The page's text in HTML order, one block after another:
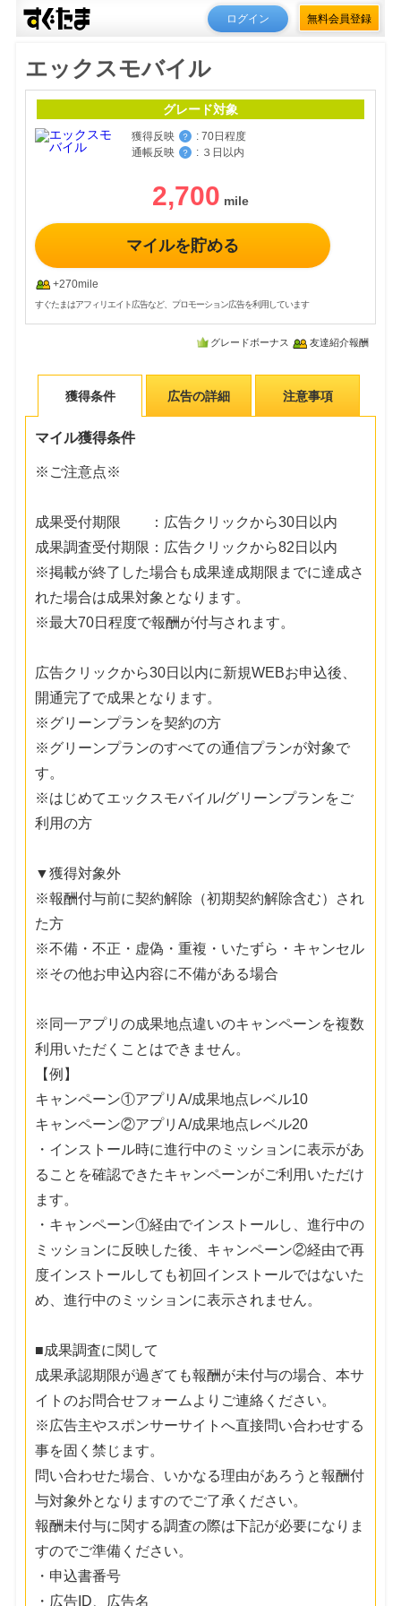
ログイン 無料会員登録
エックスモバイル
グレード対象
獲得反映 ？ : 70日程度
通帳反映
？ : ３日以内
2,700
マイルを貯める
+270mile
すぐたまはアフィリエイト広告など、プロモーション広告を利用しています
グレードボーナス 友達紹介報酬
獲得条件 広告の詳細 注意事項
マイル獲得条件
※ご注意点※
成果受付期限 ：広告クリックから30日以内
成果調査受付期限：広告クリックから82日以内
※掲載が終了した場合も成果達成期限までに達成さ
れた場合は成果対象となります。
※最大70日程度で報酬が付与されます。
広告クリックから30日以内に新規WEBお申込後、
開通完了で成果となります。
※グリーンプランを契約の方
※グリーンプランのすべての通信プランが対象で
す。
※はじめてエックスモバイル/グリーンプランをご
利用の方
▼獲得対象外
※報酬付与前に契約解除（初期契約解除含む）され
た方
※不備・不正・虚偽・重複・いたずら・キャンセル
※その他お申込内容に不備がある場合
※同一アプリの成果地点違いのキャンペーンを複数
利用いただくことはできません。
【例】
キャンペーン①アプリA/成果地点レベル10
キャンペーン②アプリA/成果地点レベル20
・インストール時に進行中のミッションに表示があ
ることを確認できたキャンペーンがご利用いただけ
ます。
・キャンペーン①経由でインストールし、進行中の
ミッションに反映した後、キャンペーン②経由で再
度インストールしても初回インストールではないた
め、進行中のミッションに表示されません。
■成果調査に関して
成果承認期限が過ぎても報酬が未付与の場合、本サ
イトのお問合せフォームよりご連絡ください。
※広告主やスポンサーサイトへ直接問い合わせする
事を固く禁じます。
問い合わせた場合、いかなる理由があろうと報酬付
与対象外となりますのでご了承ください。
報酬未付与に関する調査の際は下記が必要になりま
すのでご準備ください。
・申込書番号
・広告ID、広告名